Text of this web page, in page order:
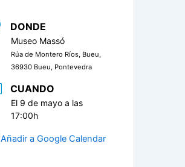
DONDE
Museo Massó
Rúa de Montero Ríos, Bueu,
36930 Bueu, Pontevedra
CUANDO
El 9 de mayo a las
17:00h
Añadir a Google Calendar